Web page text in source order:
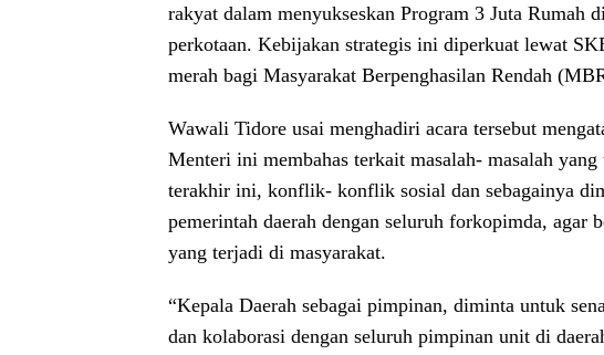
rakyat dalam menyukseskan Program 3 Juta Rumah
perkotaan. Kebijakan strategis ini diperkuat lewat
merah bagi Masyarakat Berpenghasilan Rendah
Wawali Tidore usai menghadiri acara tersebut
Menteri ini membahas terkait masalah- masalah
terakhir ini, konflik- konflik sosial dan sebagainya
pemerintah daerah dengan seluruh forkopimda, agar
yang terjadi di masyarakat.
“Kepala Daerah sebagai pimpinan, diminta untuk
dan kolaborasi dengan seluruh pimpinan unit di